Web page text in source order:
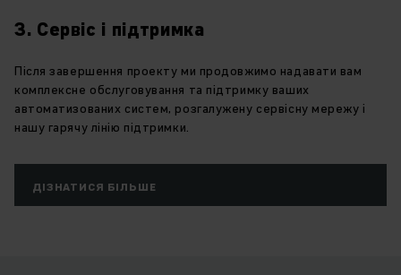
3. Сервіс і підтримка
Після завершення проекту ми продовжимо надавати вам
комплексне обслуговування та підтримку ваших
автоматизованих систем, розгалужену сервісну мережу і
нашу гарячу лінію підтримки.
ДІЗНАТИСЯ БІЛЬШЕ